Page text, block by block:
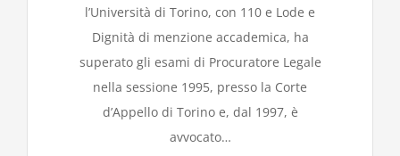
l’Università di Torino, con 110 e Lode e
Dignità di menzione accademica, ha
superato gli esami di Procuratore Legale
nella sessione 1995, presso la Corte
d’Appello di Torino e, dal 1997, è
avvocato…